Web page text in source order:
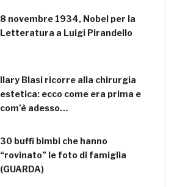
8 novembre 1934, Nobel per la
Letteratura a Luigi Pirandello
Ilary Blasi ricorre alla chirurgia
estetica: ecco come era prima e
com’è adesso…
30 buffi bimbi che hanno
“rovinato” le foto di famiglia
(GUARDA)